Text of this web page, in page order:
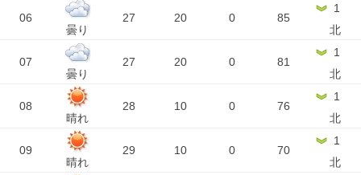
06
曇り
27 20 0 85
1
北
07
曇り
27 20 0 81
1
北
08
晴れ
28 10 0 76
1
北
09
晴れ
29 10 0 70
1
北